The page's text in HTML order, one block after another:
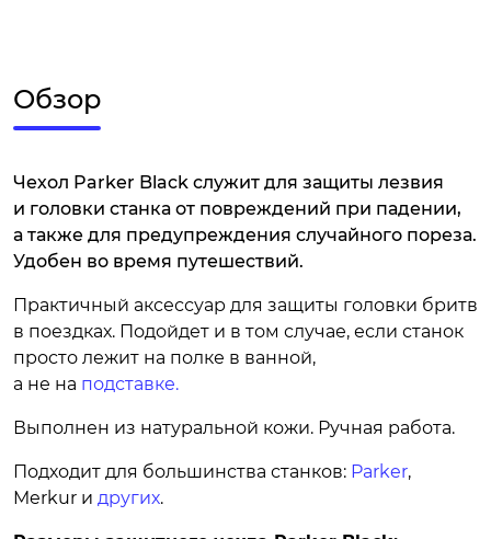
Обзор
Чехол Parker Black служит для защиты лезвия
и головки станка от повреждений при падении,
а также для предупреждения случайного пореза.
Удобен во время путешествий.
Практичный аксессуар для защиты головки бритв
в поездках. Подойдет и в том случае, если станок
просто лежит на полке в ванной,
а не на подставке.
Выполнен из натуральной кожи. Ручная работа.
Подходит для большинства станков: Parker,
Merkur и других.